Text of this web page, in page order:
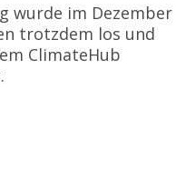
wurde im Dezember
trotzdem los und
ClimateHub